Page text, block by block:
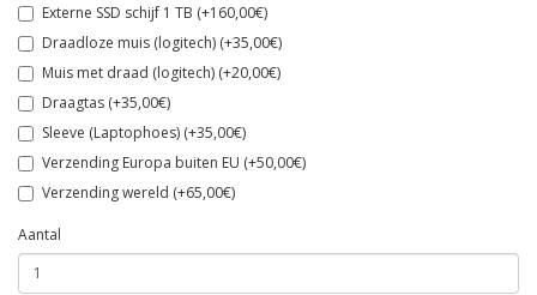
Externe SSD schijf 1 TB (+160,00€)
Draadloze muis (logitech) (+35,00€)
Muis met draad (logitech) (+20,00€)
Draagtas (+35,00€)
Sleeve (Laptophoes) (+35,00€)
Verzending Europa buiten EU (+50,00€)
Verzending wereld (+65,00€)
Aantal